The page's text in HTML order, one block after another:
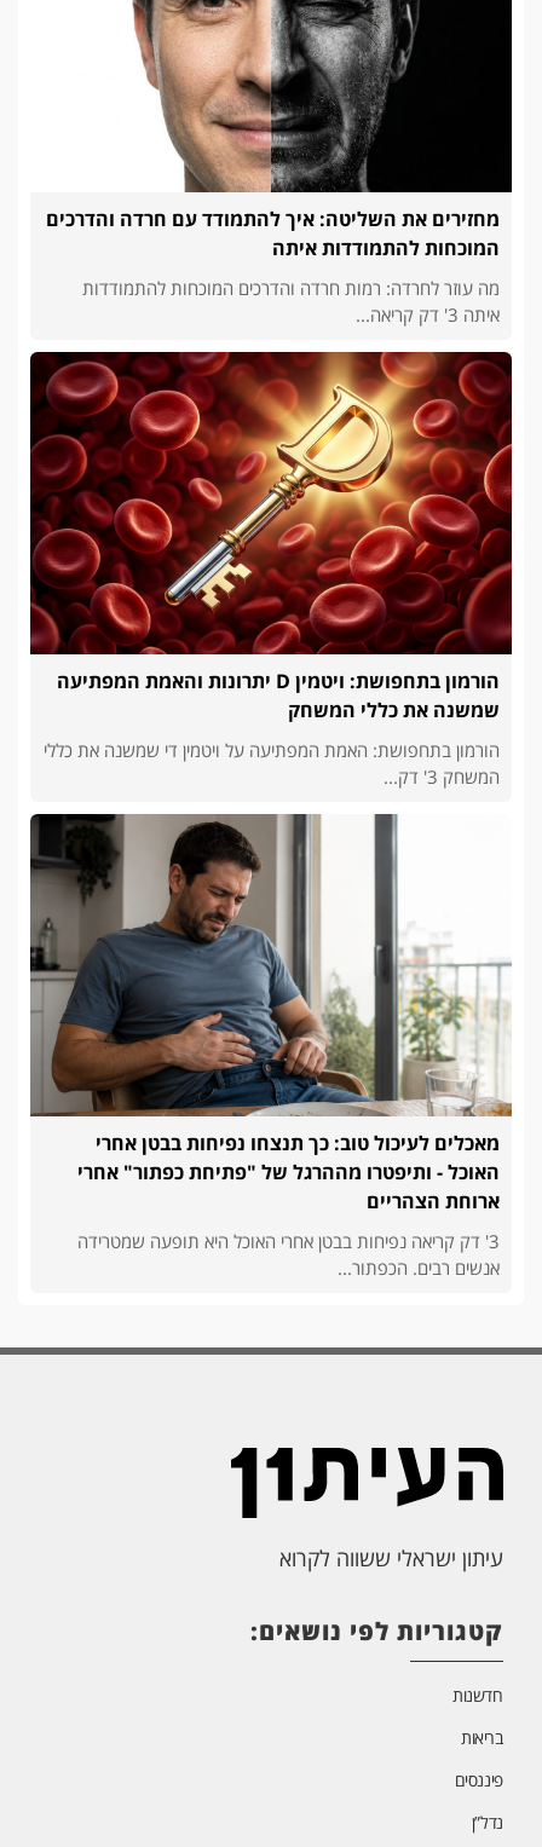
מחזירים את השליטה: איך להתמודד עם חרדה והדרכים
המוכחות להתמודדות איתה
מה עוזר לחרדה: רמות חרדה והדרכים המוכחות להתמודדות
איתה 3' דק קריאה...
הורמון בתחפושת: ויטמין D יתרונות והאמת המפתיעה
שמשנה את כללי המשחק
הורמון בתחפושת: האמת המפתיעה על ויטמין די שמשנה את כללי
המשחק 3' דק...
מאכלים לעיכול טוב: כך תנצחו נפיחות בבטן אחרי
האוכל - ותיפטרו מההרגל של "פתיחת כפתור" אחרי
ארוחת הצהריים
3' דק קריאה נפיחות בבטן אחרי האוכל היא תופעה שמטרידה
אנשים רבים. הכפתור...
עיתון ישראלי ששווה לקרוא
קטגוריות לפי נושאים:
חדשנות
בריאות
פיננסים
נדל”ן